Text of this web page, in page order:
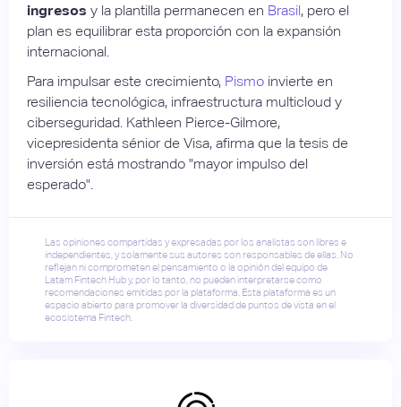
ingresos y la plantilla permanecen en Brasil, pero el
plan es equilibrar esta proporción con la expansión
internacional.
Para impulsar este crecimiento, Pismo invierte en
resiliencia tecnológica, infraestructura multicloud y
ciberseguridad. Kathleen Pierce-Gilmore,
vicepresidenta sénior de Visa, afirma que la tesis de
inversión está mostrando "mayor impulso del
esperado".
Las opiniones compartidas y expresadas por los analistas son libres e
independientes, y solamente sus autores son responsables de ellas. No
reflejan ni comprometen el pensamiento o la opinión del equipo de
Latam Fintech Hub y, por lo tanto, no pueden interpretarse como
recomendaciones emitidas por la plataforma. Esta plataforma es un
espacio abierto para promover la diversidad de puntos de vista en el
ecosistema Fintech.